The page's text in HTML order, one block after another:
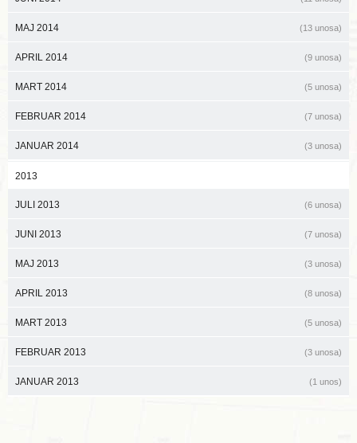
MAJ 2014 (13 unosa)
APRIL 2014 (9 unosa)
MART 2014 (5 unosa)
FEBRUAR 2014 (7 unosa)
JANUAR 2014 (3 unosa)
2013
JULI 2013 (6 unosa)
JUNI 2013 (7 unosa)
MAJ 2013 (3 unosa)
APRIL 2013 (8 unosa)
MART 2013 (5 unosa)
FEBRUAR 2013 (3 unosa)
JANUAR 2013 (1 unos)